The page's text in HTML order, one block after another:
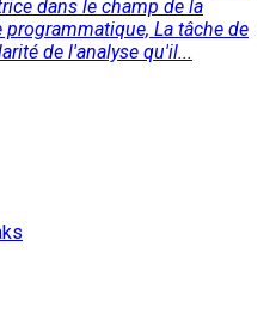
dans le champ de la
La tâche de
de l'analyse qu'il...